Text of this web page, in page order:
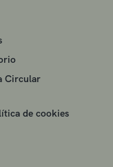
Circular
de cookies